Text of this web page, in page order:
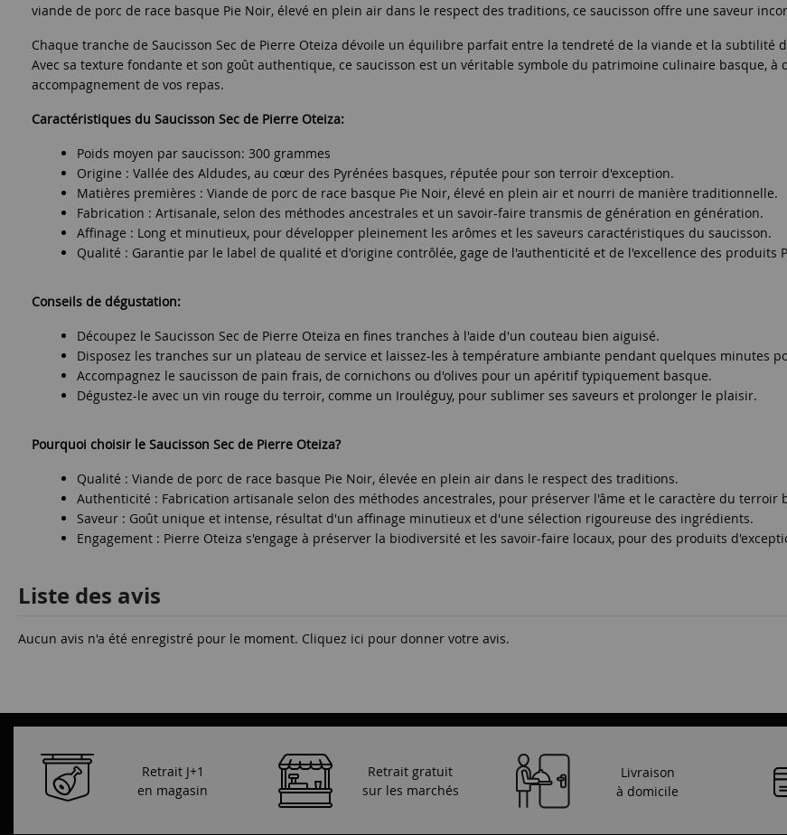
viande de porc de race basque Pie Noir, élevé en plein air dans le respect des traditions, ce saucisson offre une saveur
Chaque tranche de Saucisson Sec de Pierre Oteiza dévoile un équilibre parfait entre la tendreté de la viande et la subtilité
Avec sa texture fondante et son goût authentique, ce saucisson est un véritable symbole du patrimoine culinaire basque,
accompagnement de vos repas.
Caractéristiques du Saucisson Sec de Pierre Oteiza:
Poids moyen par saucisson: 300 grammes
Origine : Vallée des Aldudes, au cœur des Pyrénées basques, réputée pour son terroir d'exception.
Matières premières : Viande de porc de race basque Pie Noir, élevé en plein air et nourri de manière traditionnelle.
Fabrication : Artisanale, selon des méthodes ancestrales et un savoir-faire transmis de génération en génération.
Affinage : Long et minutieux, pour développer pleinement les arômes et les saveurs caractéristiques du saucisson.
Qualité : Garantie par le label de qualité et d'origine contrôlée, gage de l'authenticité et de l'excellence des produits
Conseils de dégustation:
Découpez le Saucisson Sec de Pierre Oteiza en fines tranches à l'aide d'un couteau bien aiguisé.
Disposez les tranches sur un plateau de service et laissez-les à température ambiante pendant quelques minutes
Accompagnez le saucisson de pain frais, de cornichons ou d'olives pour un apéritif typiquement basque.
Dégustez-le avec un vin rouge du terroir, comme un Irouléguy, pour sublimer ses saveurs et prolonger le plaisir.
Pourquoi choisir le Saucisson Sec de Pierre Oteiza?
Qualité : Viande de porc de race basque Pie Noir, élevée en plein air dans le respect des traditions.
Authenticité : Fabrication artisanale selon des méthodes ancestrales, pour préserver l'âme et le caractère du terroir
Saveur : Goût unique et intense, résultat d'un affinage minutieux et d'une sélection rigoureuse des ingrédients.
Engagement : Pierre Oteiza s'engage à préserver la biodiversité et les savoir-faire locaux, pour des produits
Liste des avis
Aucun avis n'a été enregistré pour le moment. Cliquez ici pour donner votre avis.
Retrait J+1
en magasin
Retrait gratuit
sur les marchés
Livraison
à domicile